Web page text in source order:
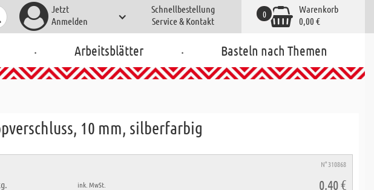
Jetzt
Anmelden
Schnellbestellung
Service & Kontakt
Warenkorb
0,00 €
0
. Arbeitsblätter . Basteln nach Themen
10 mm, silberfarbig
N° 310868
ink. MwSt. 0,40 €